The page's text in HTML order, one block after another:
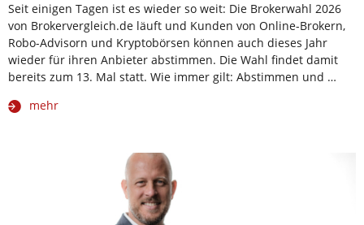
Seit einigen Tagen ist es wieder so weit: Die Brokerwahl 2026
von Brokervergleich.de läuft und Kunden von Online-Brokern,
Robo-Advisorn und Kryptobörsen können auch dieses Jahr
wieder für ihren Anbieter abstimmen. Die Wahl findet damit
bereits zum 13. Mal statt. Wie immer gilt: Abstimmen und …
mehr